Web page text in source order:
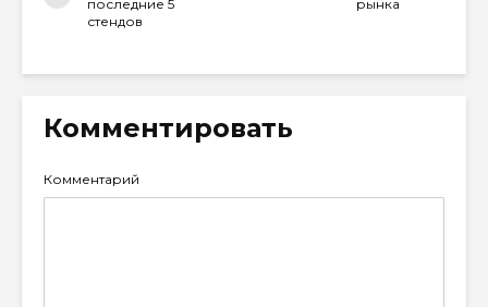
последние 5
стендов
рынка
Комментировать
Комментарий